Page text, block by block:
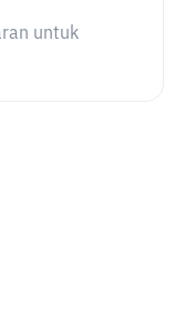
untuk